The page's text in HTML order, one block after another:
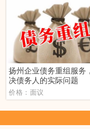
扬州企业债务重组服务
决债务人的实际问题
价格：面议